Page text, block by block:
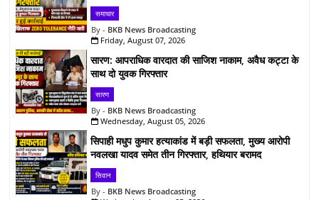
समाचार
BKB News Broadcasting
Friday, August 07, 2026
सारण: आपराधिक वारदात की साजिश नाकाम, अवैध कट्टा के
साथ दो युवक गिरफ्तार
सारण
BKB News Broadcasting
Wednesday, August 05, 2026
सिपाही मधुप कुमार हत्याकांड में बड़ी सफलता, मुख्य आरोपी
नवलखा यादव समेत तीन गिरफ्तार, हथियार बरामद
सिवान
BKB News Broadcasting